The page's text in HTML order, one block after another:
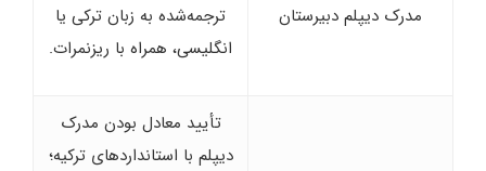
مدرک دیپلم دبیرستان
ترجمه‌شده به زبان ترکی یا
انگلیسی، همراه با ریزنمرات.
تأیید معادل بودن مدرک
دیپلم با استانداردهای ترکیه؛